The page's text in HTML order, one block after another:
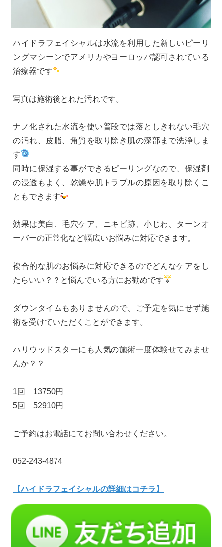
ハイドラフェイシャルは水流を利用した新しいピーリ
ングマシーンでアメリカやヨーロッパ認可されている
治療器です
写真は施術後とれた汚れです。
ナノ化された水流を使い普段では落としきれない毛穴
の汚れ、皮脂、角質を取り除き肌の深部まで洗浄しま
す
同時に保湿する事ができるピーリングなので、保湿剤
の浸透もよく、乾燥や肌トラブルの原因を取り除くこ
ともできます
効果は美白、毛穴ケア、ニキビ跡、小じわ、ターンオ
ーバーの正常化など幅広いお悩みに対応できます。
複合的な肌のお悩みに対応できるのでどんなケアをし
たらいい？？と悩んでいる方にお勧めです
ダウンタイムもありませんので、ご予定を気にせず施
術を受けていただくことができます。
ハリウッドスターにも人気の施術一度体験せてみませ
んか？？
1回 13750円
5回 52910円
ご予約はお電話にてお問い合わせください。
052-243-4874
【ハイドラフェイシャルの詳細はコチラ】